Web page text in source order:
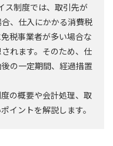
ス制度では、取引先が
、仕入にかかる消費税
税事業者が多い場合な
れます。そのため、仕
の一定期間、経過措置
の概要や会計処理、取
イントを解説します。